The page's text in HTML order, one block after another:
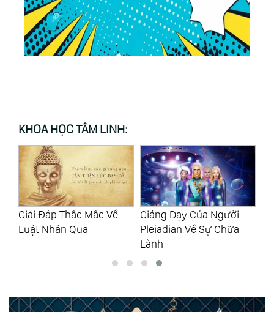
KHOA HỌC TÂM LINH:
Giải Đáp Thắc Mắc Về
Luật Nhân Quả
Giảng Dạy Của Người
Pleiadian Về Sự Chữa
Lành